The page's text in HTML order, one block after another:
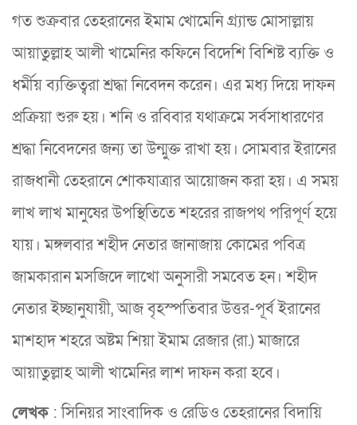
গত শুক্রবার তেহরানের ইমাম খোমেনি গ্র্যান্ড মোসাল্লায়
আয়াতুল্লাহ আলী খামেনির কফিনে বিদেশি বিশিষ্ট ব্যক্তি ও
ধর্মীয় ব্যক্তিত্বরা শ্রদ্ধা নিবেদন করেন। এর মধ্য দিয়ে দাফন
প্রক্রিয়া শুরু হয়। শনি ও রবিবার যথাক্রমে সর্বসাধারণের
শ্রদ্ধা নিবেদনের জন্য তা উন্মুক্ত রাখা হয়। সোমবার ইরানের
রাজধানী তেহরানে শোকযাত্রার আয়োজন করা হয়। এ সময়
লাখ লাখ মানুষের উপস্থিতিতে শহরের রাজপথ পরিপূর্ণ হয়ে
যায়। মঙ্গলবার শহীদ নেতার জানাজায় কোমের পবিত্র
জামকারান মসজিদে লাখো অনুসারী সমবেত হন। শহীদ
নেতার ইচ্ছানুযায়ী, আজ বৃহস্পতিবার উত্তর-পূর্ব ইরানের
মাশহাদ শহরে অষ্টম শিয়া ইমাম রেজার (রা.) মাজারে
আয়াতুল্লাহ আলী খামেনির লাশ দাফন করা হবে।
লেখক: সিনিয়র সাংবাদিক ও রেডিও তেহরানের বিদায়ি